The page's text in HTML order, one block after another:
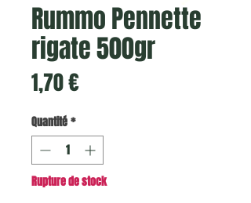
Rummo Pennette
rigate 500gr
1,70 €Prix
Quantité*
Rupture de stock